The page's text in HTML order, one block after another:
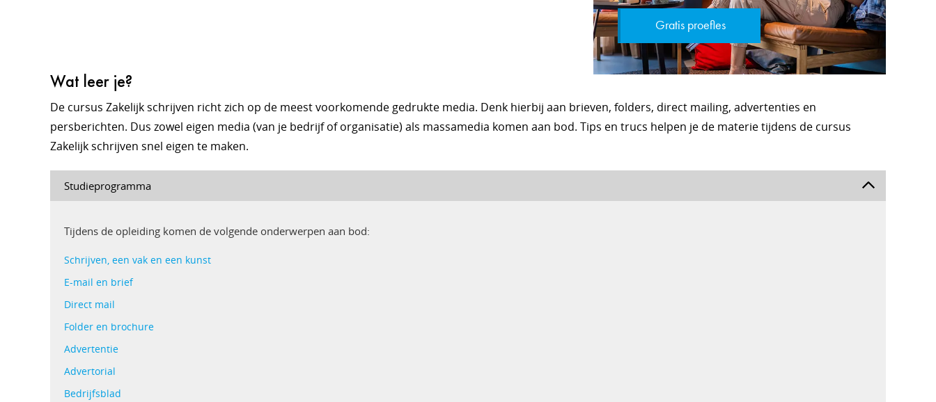
Gratis proefles
Wat leer je?
De cursus Zakelijk schrijven richt zich op de meest voorkomende gedrukte media. Denk hierbij aan brieven, folders, direct mailing, advertenties en
persberichten. Dus zowel eigen media (van je bedrijf of organisatie) als massamedia komen aan bod. Tips en trucs helpen je de materie tijdens de cursus
Zakelijk schrijven snel eigen te maken.
Studieprogramma
Tijdens de opleiding komen de volgende onderwerpen aan bod:
Schrijven, een vak en een kunst
E-mail en brief
Direct mail
Folder en brochure
Advertentie
Advertorial
Bedrijfsblad